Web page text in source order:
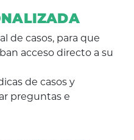
de casos, para que
acceso directo a su
de casos y
preguntas e